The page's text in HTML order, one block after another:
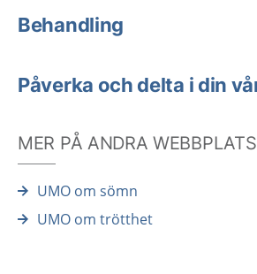
Behandling
Påverka och delta i din
MER PÅ ANDRA
UMO om sömn
UMO om trötthet